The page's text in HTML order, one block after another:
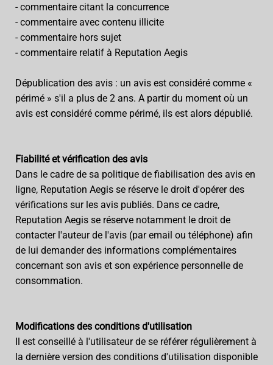
- commentaire citant la concurrence
- commentaire avec contenu illicite
- commentaire hors sujet
- commentaire relatif à Reputation Aegis
Dépublication des avis : un avis est considéré comme «
périmé » s'il a plus de 2 ans. A partir du moment où un
avis est considéré comme périmé, ils est alors dépublié.
Fiabilité et vérification des avis
Dans le cadre de sa politique de fiabilisation des avis en
ligne, Reputation Aegis se réserve le droit d'opérer des
vérifications sur les avis publiés. Dans ce cadre,
Reputation Aegis se réserve notamment le droit de
contacter l'auteur de l'avis (par email ou téléphone) afin
de lui demander des informations complémentaires
concernant son avis et son expérience personnelle de
consommation.
Modifications des conditions d'utilisation
Il est conseillé à l'utilisateur de se référer régulièrement à
la dernière version des conditions d'utilisation disponible